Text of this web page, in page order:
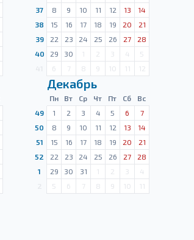
37
8 9 10 11 12 13
14
38
15 16 17 18 19 20
21
39
22 23 24 25 26 27
28
40
29 30 1 2 3 4
5
6 7 8 9 10 11 12
Декабрь
Пн Вт Ср Чт Пт Сб
Вс
49
1 2 3 4 5 6
7
50
8 9 10 11 12 13
14
51
15 16 17 18 19 20
21
52
22 23 24 25 26 27
28
1
29 30 31 1 2 3
4
5 6 7 8 9 10 11